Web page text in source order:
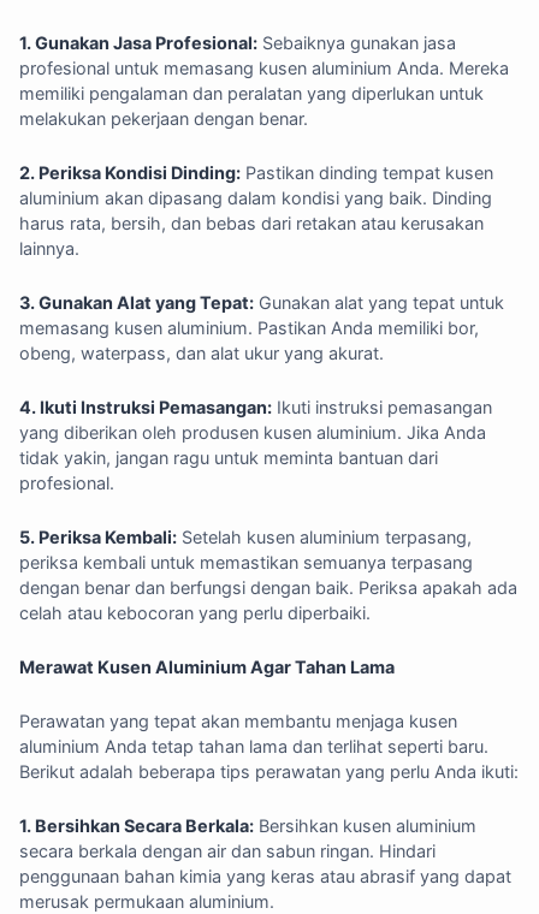
1. Gunakan Jasa Profesional: Sebaiknya gunakan jasa
profesional untuk memasang kusen aluminium Anda. Mereka
memiliki pengalaman dan peralatan yang diperlukan untuk
melakukan pekerjaan dengan benar.
2. Periksa Kondisi Dinding: Pastikan dinding tempat kusen
aluminium akan dipasang dalam kondisi yang baik. Dinding
harus rata, bersih, dan bebas dari retakan atau kerusakan
lainnya.
3. Gunakan Alat yang Tepat: Gunakan alat yang tepat untuk
memasang kusen aluminium. Pastikan Anda memiliki bor,
obeng, waterpass, dan alat ukur yang akurat.
4. Ikuti Instruksi Pemasangan: Ikuti instruksi pemasangan
yang diberikan oleh produsen kusen aluminium. Jika Anda
tidak yakin, jangan ragu untuk meminta bantuan dari
profesional.
5. Periksa Kembali: Setelah kusen aluminium terpasang,
periksa kembali untuk memastikan semuanya terpasang
dengan benar dan berfungsi dengan baik. Periksa apakah ada
celah atau kebocoran yang perlu diperbaiki.
Merawat Kusen Aluminium Agar Tahan Lama
Perawatan yang tepat akan membantu menjaga kusen
aluminium Anda tetap tahan lama dan terlihat seperti baru.
Berikut adalah beberapa tips perawatan yang perlu Anda ikuti:
1. Bersihkan Secara Berkala: Bersihkan kusen aluminium
secara berkala dengan air dan sabun ringan. Hindari
penggunaan bahan kimia yang keras atau abrasif yang dapat
merusak permukaan aluminium.